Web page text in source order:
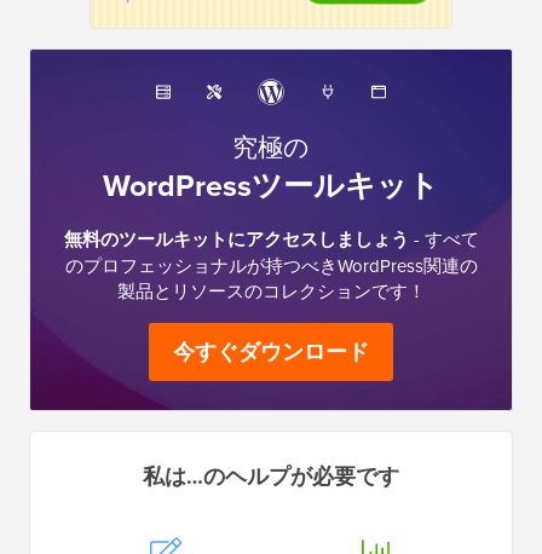
究極の
WordPressツールキット
無料のツールキットにアクセスしましょう - すべて
のプロフェッショナルが持つべきWordPress関連の
製品とリソースのコレクションです！
今すぐダウンロード
私は…のヘルプが必要です